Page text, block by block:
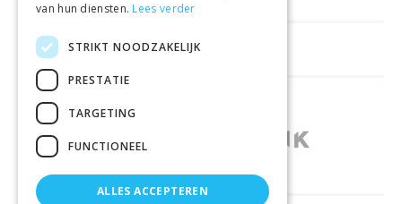
HANDIGE LINKS
WINKELS IN ANDERE LANDEN
van hun diensten. Lees verder
STRIKT NOODZAKELIJK
PRESTATIE
TARGETING
FUNCTIONEEL
ALLES ACCEPTEREN